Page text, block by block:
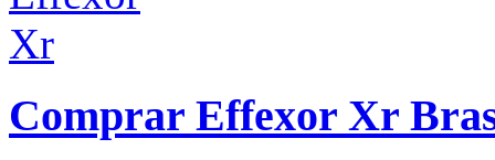
Comprar Effexor Xr